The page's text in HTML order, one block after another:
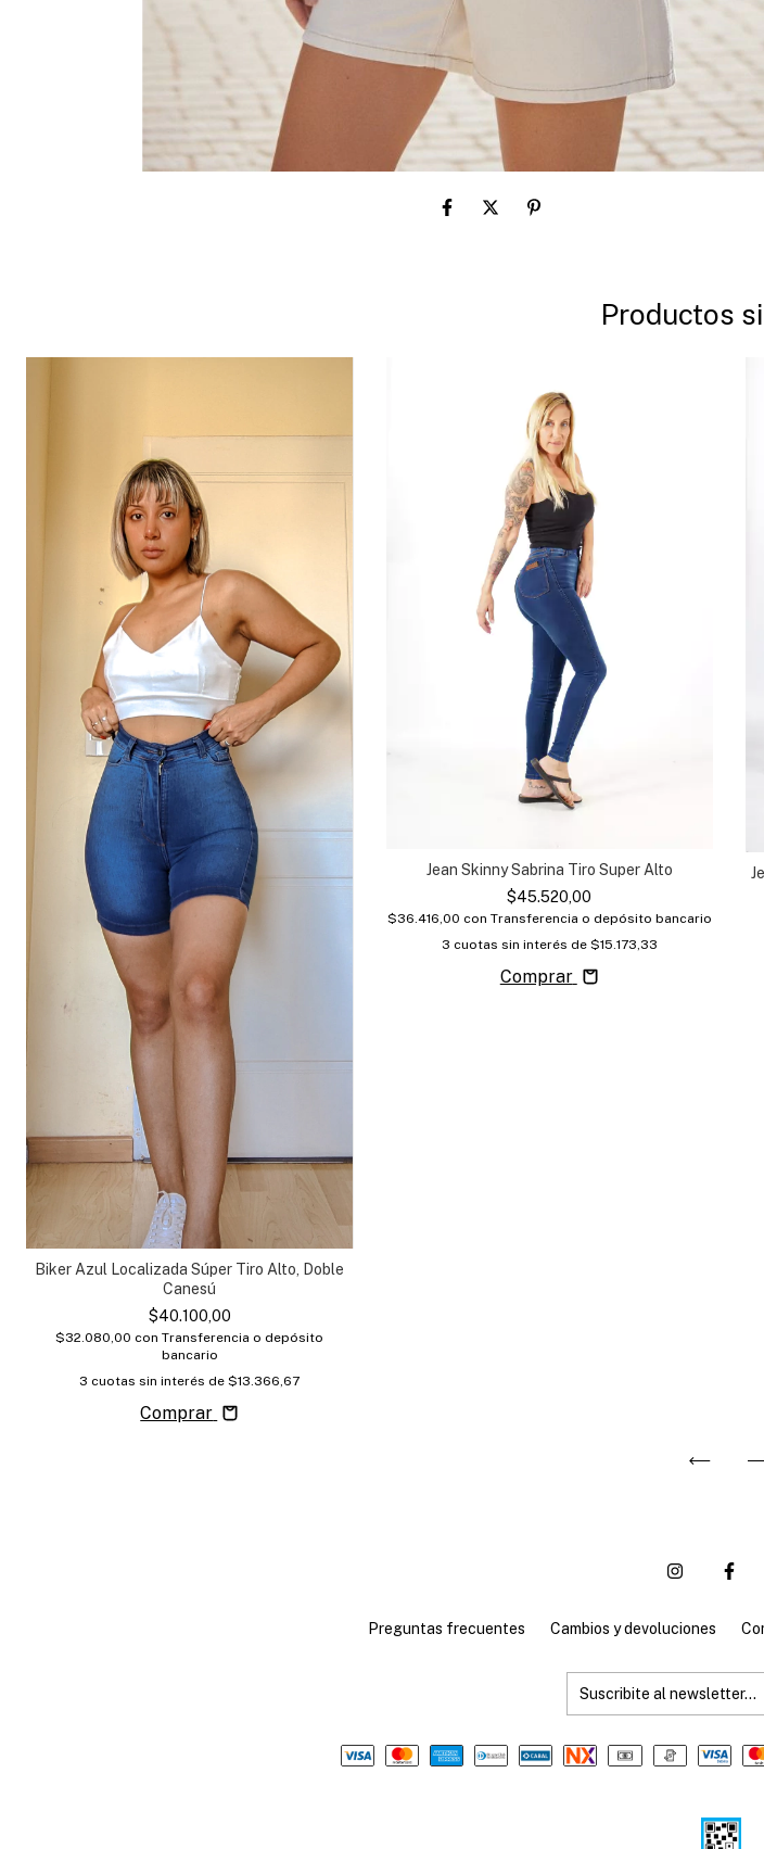
Productos
Biker Azul Localizada Súper Tiro Alto, Doble
Canesú
$40.100,00
$32.080,00 con Transferencia o depósito
bancario
3 cuotas sin interés de$13.366,67
Comprar
Jean Skinny Sabrina Tiro Super Alto
$45.520,00
$36.416,00 con Transferencia o depósito bancario
3 cuotas sin interés de $15.173,33
Comprar
Preguntas frecuentes Cambios y devoluciones